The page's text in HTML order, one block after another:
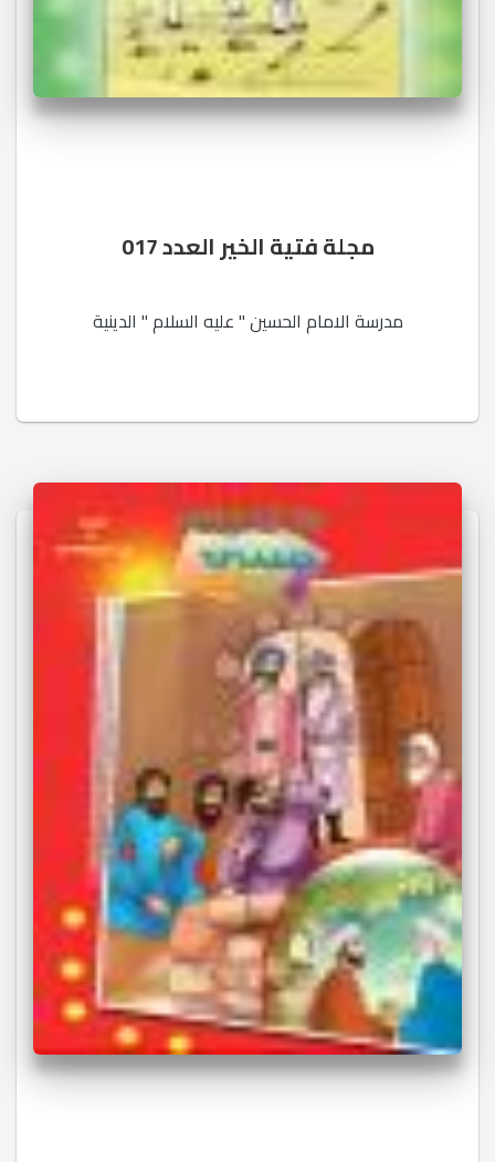
مجلة فتية الخير العدد 017
مدرسة الامام الحسين " عليه السلام " الدينية